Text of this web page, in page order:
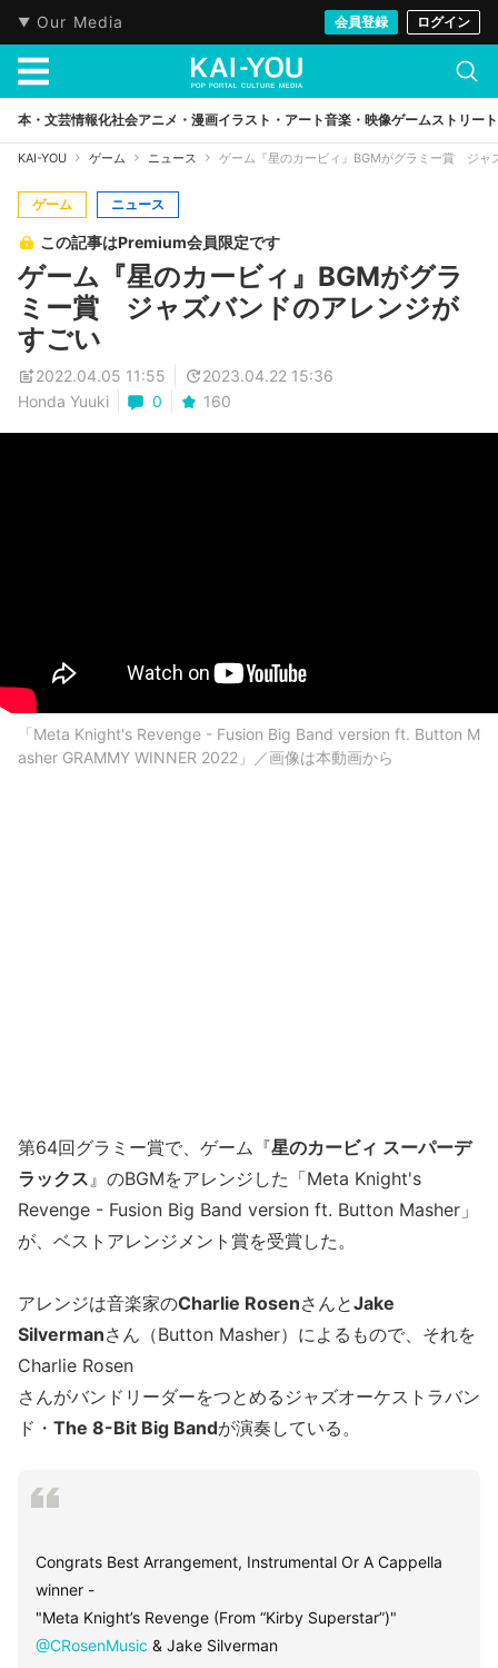
Our Media 会員登録 ログイン
本・文芸情報化社会アニメ・漫画イラスト・アート音楽・映像ゲームストリート
KAI-YOU ゲーム ニュース ゲーム『星のカービィ』BGMがグラミー賞 ジャ
ゲーム ニュース
この記事はPremium会員限定です
ゲーム『星のカービィ』BGMがグラ
ミー賞 ジャズバンドのアレンジが
すごい
2022.04.05 11:55
2023.04.22 15:36
Honda Yuuki
0 160
「Meta Knight's Revenge - Fusion Big Band version ft. Button M
asher GRAMMY WINNER 2022」／画像は本動画から
第64回グラミー賞で、ゲーム『星のカービィ スーパーデ
ラックス』のBGMをアレンジした「Meta Knight's
Revenge - Fusion Big Band version ft. Button Masher」
が、ベストアレンジメント賞を受賞した。
アレンジは音楽家のCharlie RosenさんとJake
Silvermanさん（Button Masher）によるもので、それを
Charlie Rosen
さんがバンドリーダーをつとめるジャズオーケストラバン
ド・ The 8-Bit Big Bandが演奏している。
Congrats Best Arrangement, Instrumental Or A Cappella
winner -
"Meta Knight’s Revenge (From “Kirby Superstar”)"
@CRosenMusic & Jake Silverman